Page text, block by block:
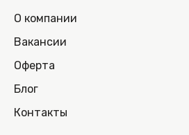
О компании
Вакансии
Оферта
Блог
Контакты